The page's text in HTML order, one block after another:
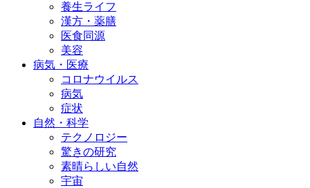
養生ライフ
漢方・薬膳
医食同源
美容
病気・医療
コロナウイルス
病気
症状
自然・科学
テクノロジー
驚きの研究
素晴らしい自然
宇宙